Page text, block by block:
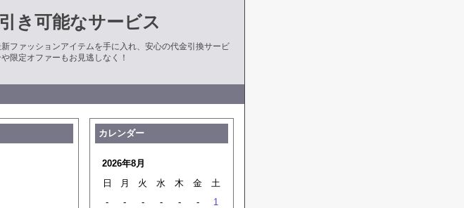
き可能なサービス
ファッションアイテムを手に入れ、安心の代金引換サービ
限定オファーもお見逃しなく！
カレンダー
2026年8月
日
月 火 水 木 金
土
-
- - - - -
1